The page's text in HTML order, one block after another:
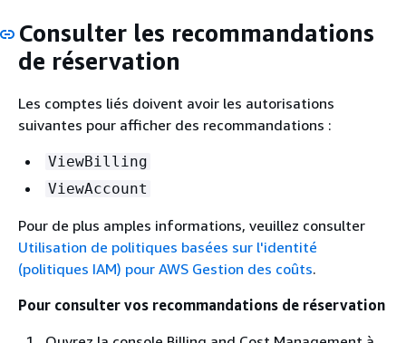
Consulter les recommandations
de réservation
Les comptes liés doivent avoir les autorisations
suivantes pour afficher des recommandations :
ViewBilling
ViewAccount
Pour de plus amples informations, veuillez consulter
Utilisation de politiques basées sur l'identité
(politiques IAM) pour AWS Gestion des coûts.
Pour consulter vos recommandations de réservation